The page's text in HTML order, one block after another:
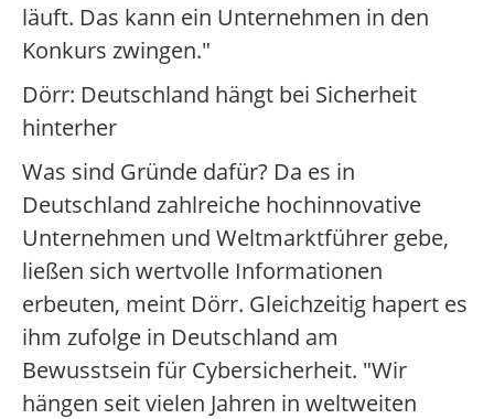
läuft. Das kann ein Unternehmen in den
Konkurs zwingen."
Dörr: Deutschland hängt bei Sicherheit
hinterher
Was sind Gründe dafür? Da es in
Deutschland zahlreiche hochinnovative
Unternehmen und Weltmarktführer gebe,
ließen sich wertvolle Informationen
erbeuten, meint Dörr. Gleichzeitig hapert es
ihm zufolge in Deutschland am
Bewusstsein für Cybersicherheit. "Wir
hängen seit vielen Jahren in weltweiten